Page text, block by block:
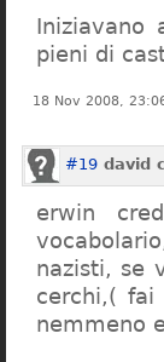
Iniziavano
pieni di
18 Nov 2008,
#19 david
erwin
nazisti, se
cerchi,(
nemmeno